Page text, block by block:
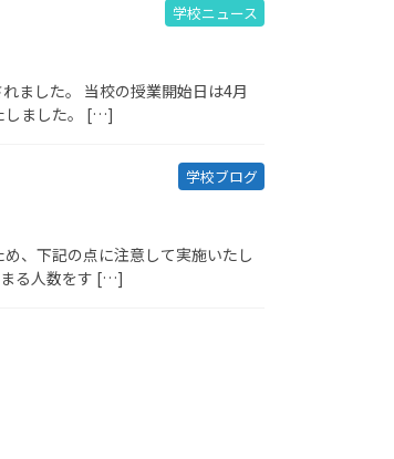
学校ニュース
ました。 当校の授業開始日は4月
しました。 […]
学校ブログ
、下記の点に注意して実施いたし
まる人数をす […]